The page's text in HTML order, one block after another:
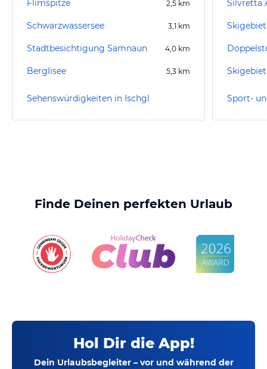
Flimspitze 2,5 km
Schwarzwassersee 3,1 km
Stadtbesichtigung Samnaun 4,0 km
Berglisee 5,3 km
Sehenswürdigkeiten in Ischgl
Silvretta
Sport-
Finde Deinen perfekten Urlaub
Hol Dir die App!
Dein Urlaubsbegleiter – vor und während der